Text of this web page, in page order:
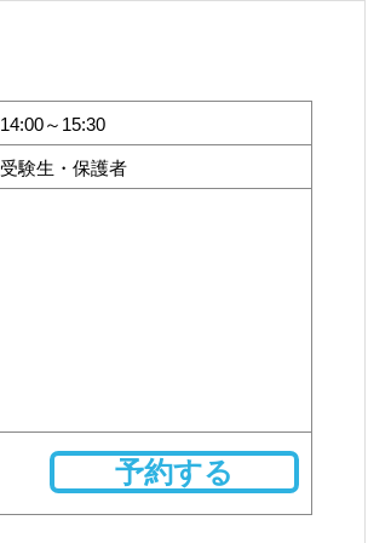
14:00～15:30
受験生・保護者
予約する